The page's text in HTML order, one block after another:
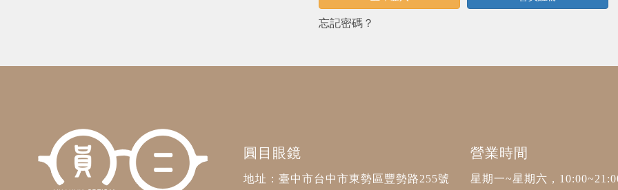
忘記密碼？
圓目眼鏡
地址：臺中市台中市東勢區豐勢路255號
營業時間
星期一~星期六，